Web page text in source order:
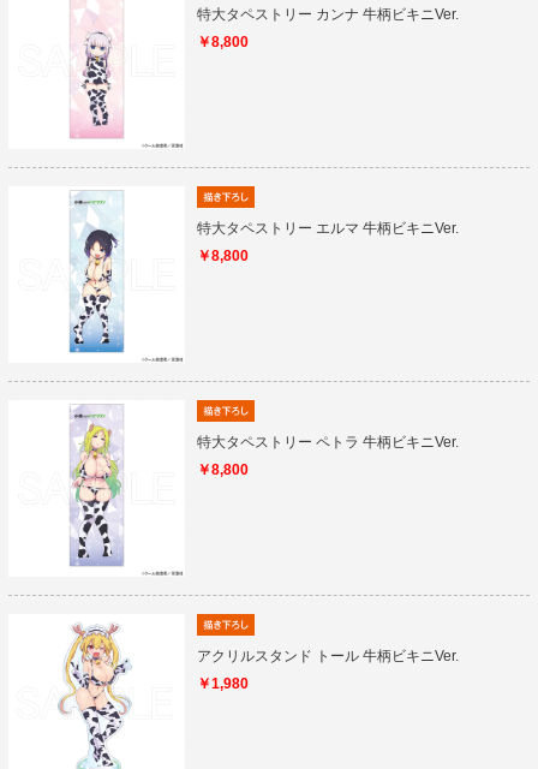
特大タペストリー カンナ 牛柄ビキニVer.
￥8,800
特大タペストリー エルマ 牛柄ビキニVer.
￥8,800
特大タペストリー ペトラ 牛柄ビキニVer.
￥8,800
アクリルスタンド トール 牛柄ビキニVer.
￥1,980